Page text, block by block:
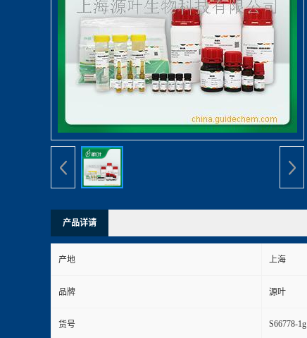
产品详请
产地 上海
品牌 源叶
货号 S66778-1g